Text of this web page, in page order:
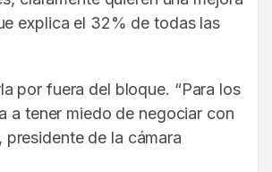
explica el 32% de todas las
por fuera del bloque. “Para los
a tener miedo de negociar con
de la cámara